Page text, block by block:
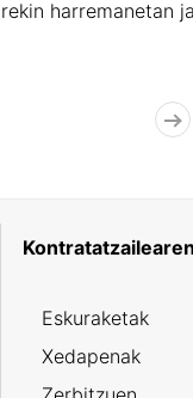
harremanetan
Eskuraketak
Xedapenak